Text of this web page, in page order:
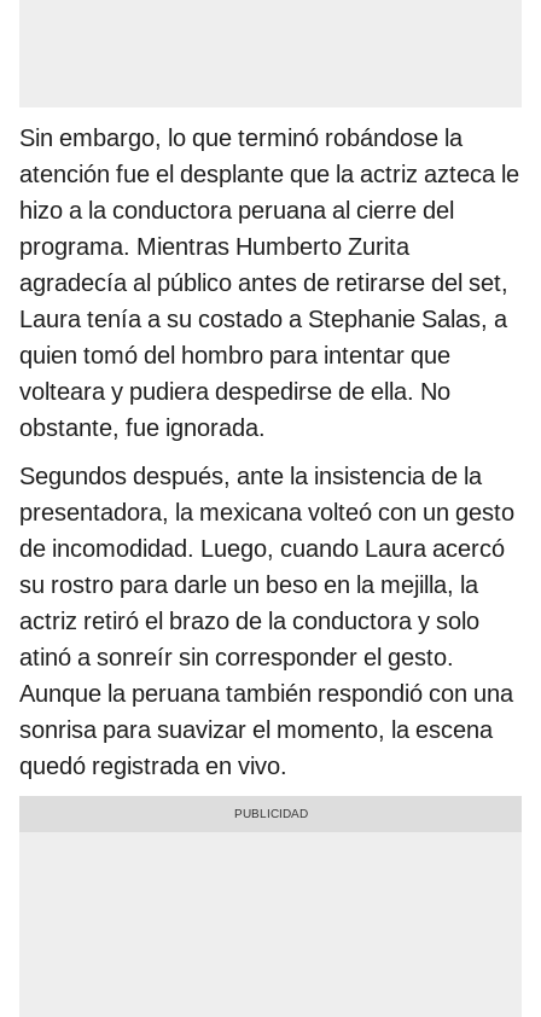
Sin embargo, lo que terminó robándose la
atención fue el desplante que la actriz azteca le
hizo a la conductora peruana al cierre del
programa. Mientras Humberto Zurita
agradecía al público antes de retirarse del set,
Laura tenía a su costado a Stephanie Salas, a
quien tomó del hombro para intentar que
volteara y pudiera despedirse de ella. No
obstante, fue ignorada.
Segundos después, ante la insistencia de la
presentadora, la mexicana volteó con un gesto
de incomodidad. Luego, cuando Laura acercó
su rostro para darle un beso en la mejilla, la
actriz retiró el brazo de la conductora y solo
atinó a sonreír sin corresponder el gesto.
Aunque la peruana también respondió con una
sonrisa para suavizar el momento, la escena
quedó registrada en vivo.